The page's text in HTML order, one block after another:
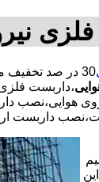
،داربست
داربست